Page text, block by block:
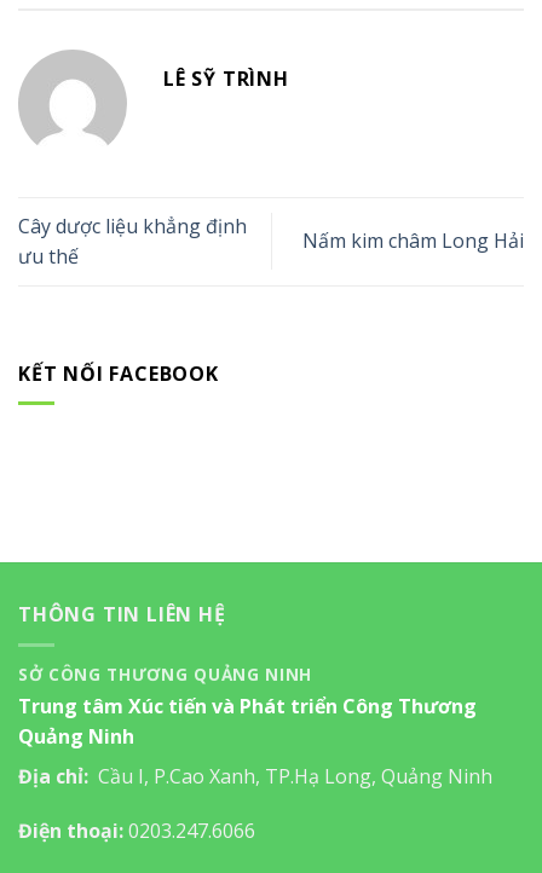
LÊ SỸ TRÌNH
Cây dược liệu khẳng định
ưu thế
Nấm kim châm Long Hải
KẾT NỐI FACEBOOK
THÔNG TIN LIÊN HỆ
SỞ CÔNG THƯƠNG QUẢNG NINH
Trung tâm Xúc tiến và Phát triển Công Thương
Quảng Ninh
Địa chỉ: Cầu I, P.Cao Xanh, TP.Hạ Long, Quảng Ninh
Điện thoại:0203.247.6066